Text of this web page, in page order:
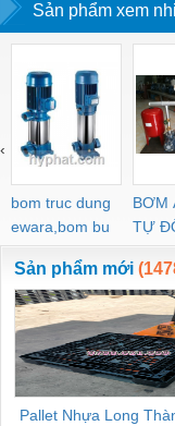
Sản phẩm xem
bom truc dung
ewara,bom bu
ewara
BƠM
TỰ
‹
Sản phẩm mới
Pallet Nhựa Long